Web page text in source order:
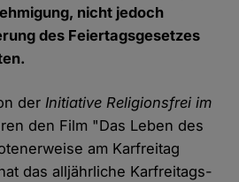
nicht jedoch
des Feiertagsgesetzes
derInitiative Religionsfrei im
den Film "Das Leben des
am Karfreitag
das alljährliche Karfreitags-